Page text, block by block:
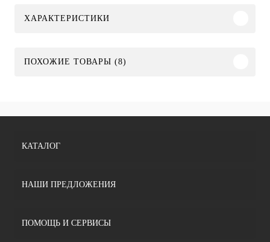
ХАРАКТЕРИСТИКИ
ПОХОЖИЕ ТОВАРЫ (8)
КАТАЛОГ
НАШИ ПРЕДЛОЖЕНИЯ
ПОМОЩЬ И СЕРВИСЫ